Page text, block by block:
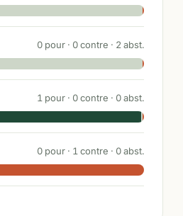
0 pour · 0contre · 2 abst.
1 pour · 0contre · 0abst.
0 pour · 1 contre · 0abst.